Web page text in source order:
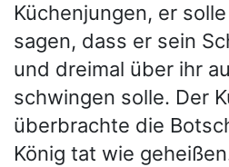
Küchenjungen, er
sagen, dass er sein
und dreimal über ihr
schwingen solle. Der
überbrachte die
König tat wie